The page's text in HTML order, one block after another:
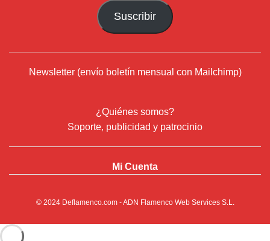
Suscribir
Newsletter (envío boletín mensual con Mailchimp)
¿Quiénes somos?
Soporte, publicidad y patrocinio
Mi Cuenta
© 2024 Deflamenco.com- ADN Flamenco Web Services S.L.